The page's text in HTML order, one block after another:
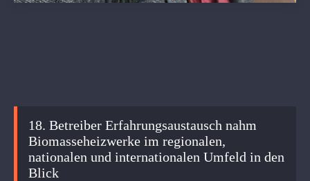
18. Betreiber Erfahrungsaustausch nahm
Biomasseheizwerke im regionalen,
nationalen und internationalen Umfeld in den
Blick